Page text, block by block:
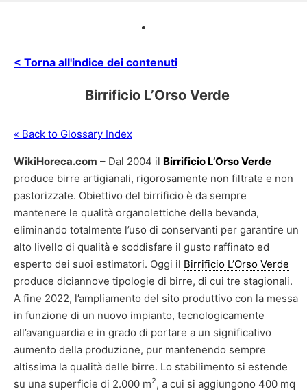
< Torna all'indice dei contenuti
Birrificio L’Orso Verde
« Back to Glossary Index
WikiHoreca.com – Dal 2004 il Birrificio L’Orso Verde
produce birre artigianali, rigorosamente non filtrate e non
pastorizzate. Obiettivo del birrificio è da sempre
mantenere le qualità organolettiche della bevanda,
eliminando totalmente l’uso di conservanti per garantire un
alto livello di qualità e soddisfare il gusto raffinato ed
esperto dei suoi estimatori. Oggi il Birrificio L’Orso Verde
produce diciannove tipologie di birre, di cui tre stagionali.
A fine 2022, l’ampliamento del sito produttivo con la messa
in funzione di un nuovo impianto, tecnologicamente
all’avanguardia e in grado di portare a un significativo
aumento della produzione, pur mantenendo sempre
altissima la qualità delle birre. Lo stabilimento si estende
su una superficie di 2.000 m2, a cui si aggiungono 400 mq